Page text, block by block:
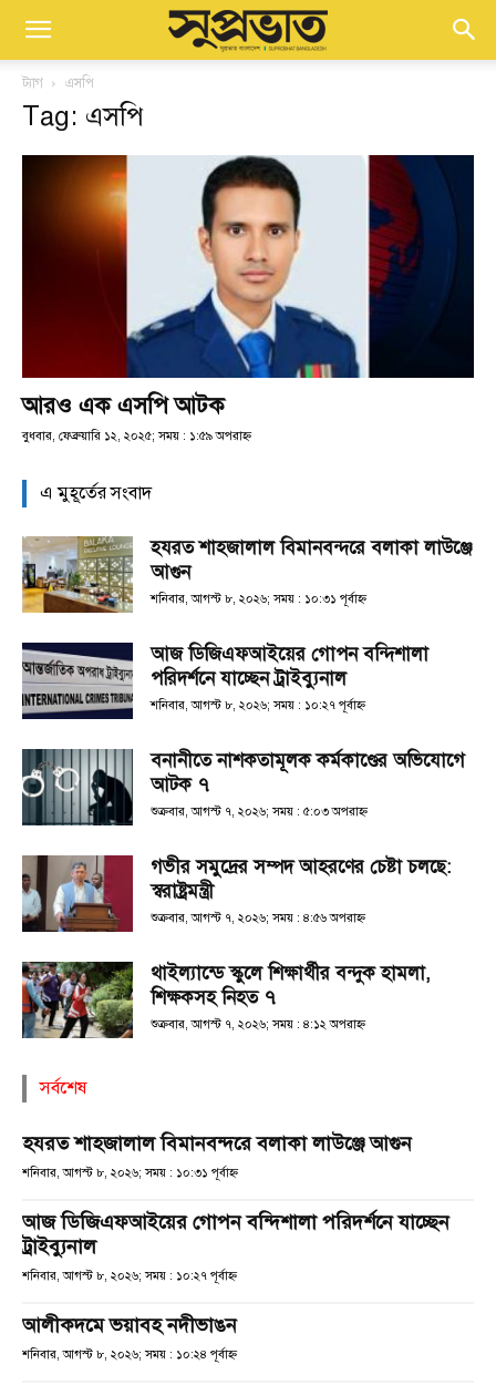
ট্যাগ এসপি
Tag: এসপি
আরও এক এসপি আটক
বুধবার, ফেব্রুয়ারি ১২, ২০২৫; সময় : ১:৫৯ অপরাহ্ণ
এ মুহূর্তের সংবাদ
হযরত শাহজালাল বিমানবন্দরে বলাকা লাউঞ্জে
আগুন
শনিবার, আগস্ট ৮, ২০২৬; সময় : ১০:৩১ পূর্বাহ্ণ
আজ ডিজিএফআইয়ের গোপন বন্দিশালা
পরিদর্শনে যাচ্ছেন ট্রাইব্যুনাল
শনিবার, আগস্ট ৮, ২০২৬; সময় : ১০:২৭ পূর্বাহ্ণ
বনানীতে নাশকতামূলক কর্মকাণ্ডের অভিযোগে
আটক ৭
শুক্রবার, আগস্ট ৭, ২০২৬; সময় : ৫:০৩ অপরাহ্ণ
গভীর সমুদ্রের সম্পদ আহরণের চেষ্টা চলছে:
স্বরাষ্ট্রমন্ত্রী
শুক্রবার, আগস্ট ৭, ২০২৬; সময় : ৪:৫৬ অপরাহ্ণ
থাইল্যান্ডে স্কুলে শিক্ষার্থীর বন্দুক হামলা,
শিক্ষকসহ নিহত ৭
শুক্রবার, আগস্ট ৭, ২০২৬; সময় : ৪:১২ অপরাহ্ণ
সর্বশেষ
হযরত শাহজালাল বিমানবন্দরে বলাকা লাউঞ্জে আগুন
শনিবার, আগস্ট ৮, ২০২৬; সময় : ১০:৩১ পূর্বাহ্ণ
আজ ডিজিএফআইয়ের গোপন বন্দিশালা পরিদর্শনে যাচ্ছেন
ট্রাইব্যুনাল
শনিবার, আগস্ট ৮, ২০২৬; সময় : ১০:২৭ পূর্বাহ্ণ
আলীকদমে ভয়াবহ নদীভাঙন
শনিবার, আগস্ট ৮, ২০২৬; সময় : ১০:২৪ পূর্বাহ্ণ